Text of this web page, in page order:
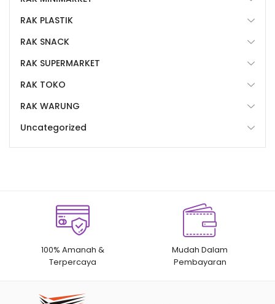
RAK PLASTIK
RAK SNACK
RAK SUPERMARKET
RAK TOKO
RAK WARUNG
Uncategorized
100% Amanah &
Terpercaya
Mudah Dalam
Pembayaran